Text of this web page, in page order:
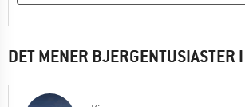
DET MENER BJERGENTUSIASTER